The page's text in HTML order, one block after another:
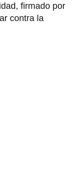
firmado por
contra la